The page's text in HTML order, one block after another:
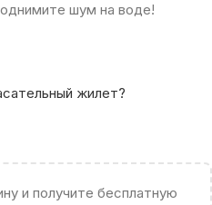
шум на воде!
жилет?
и получите бесплатную